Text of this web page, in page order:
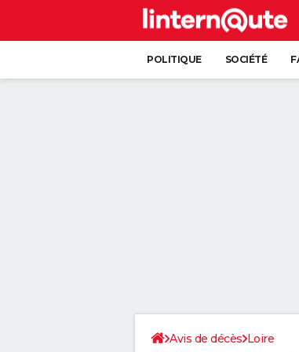
POLITIQUE SOCIÉTÉ
Avis de décès Loire